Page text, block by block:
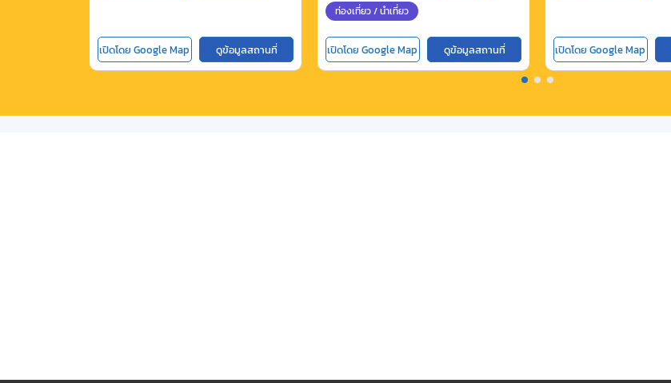
เปิดโดย Google Map ดูข้อมูลสถานที่
ท่องเที่ยว / นำเที่ยว
เปิดโดย Google Map ดูข้อมูลสถานที่ เปิดโดย Google Map